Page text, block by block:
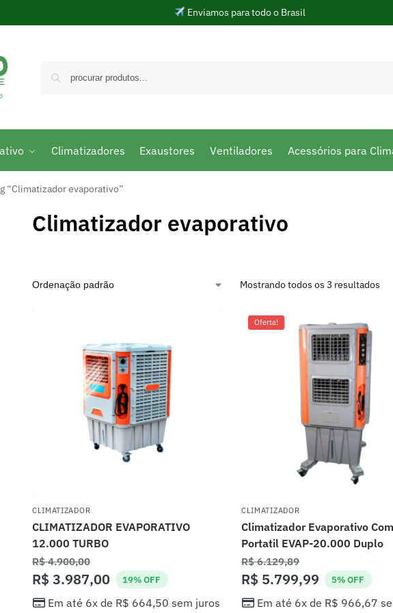
Enviamos para todo o Brasil
Climatizadores Exaustores Ventiladores Acessórios para
“Climatizador evaporativo”
Climatizador evaporativo
Mostrando todos os 3 resultados
CLIMATIZADOR
CLIMATIZADOR EVAPORATIVO
12.000 TURBO
R$4.900,00
R$ 3.987,00 19% OFF
Em até 6x de R$ 664,50 sem juros
Oferta!
CLIMATIZADOR
Climatizador Evaporativo
Portatil EVAP-20.000 Duplo
R$6.129,89
R$ 5.799,99 5% OFF
Em até 6x de R$ 966,67